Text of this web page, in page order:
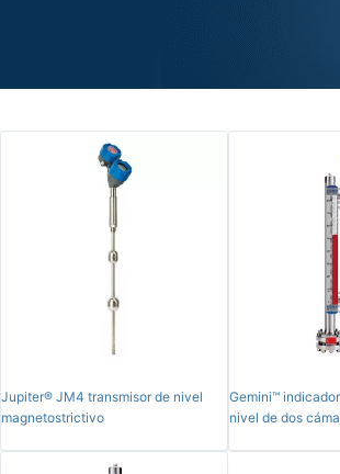
Jupiter® JM4 transmisor de nivel
magnetostrictivo
Gemini™
nivel de dos